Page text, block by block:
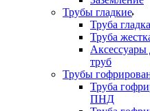
Трубы гладкие
Труба
Труба
Аксессуары
труб
Трубы
Труба
ПНД